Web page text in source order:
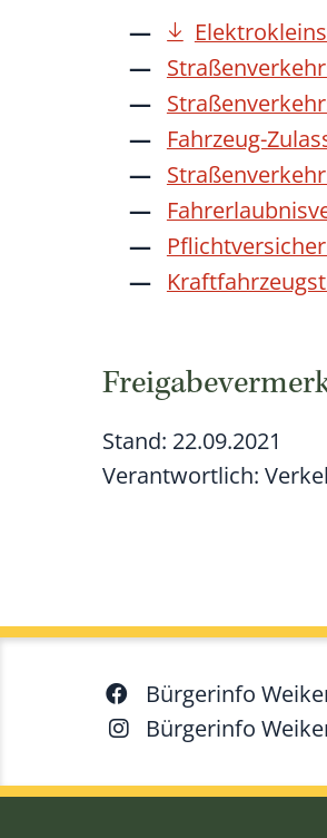
Fahrzeug-
Stand: 22.09.2021
Verantwortlich:
Bürgerinfo
Bürgerinfo